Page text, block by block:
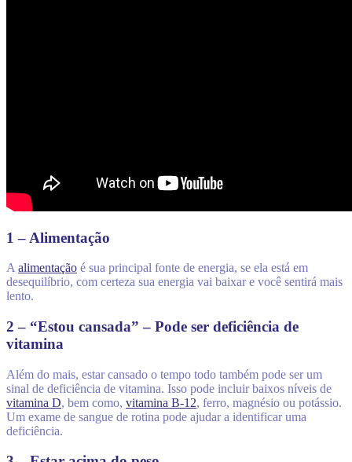
1 – Alimentação
A alimentação é sua principal fonte de energia, se ela está em
desequilíbrio, com certeza sua energia vai baixar e você sentirá mais
lento.
2 – “Estou cansada” – Pode ser deficiência de
vitamina
Além do mais, estar cansado o tempo todo também pode ser um
sinal de deficiência de vitamina. Isso pode incluir baixos níveis de
vitamina D, bem como, vitamina B-12, ferro, magnésio ou potássio.
Um exame de sangue de rotina pode ajudar a identificar uma
deficiência.